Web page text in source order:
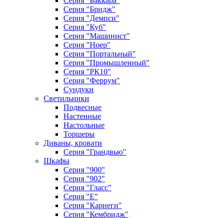
Серия "Бридж"
Серия "Демпси"
Серия "Куб"
Серия "Машинист"
Серия "Ноер"
Серия "Портальный"
Серия "Промышленный"
Серия "РК10"
Серия "Феррум"
Сундуки
Светильники
Подвесные
Настенные
Настольные
Торшеры
Диваны, кровати
Серия "Грандвью"
Шкафы
Серия "900"
Серия "902"
Серия "Гласс"
Серия "Е"
Серия "Карнеги"
Серия "Кембридж"